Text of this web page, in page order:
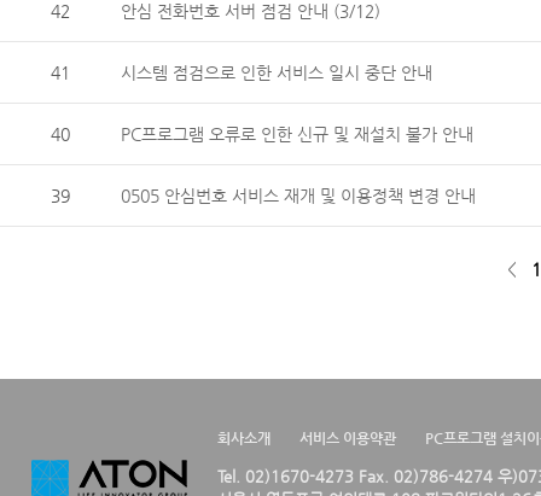
42 안심 전화번호 서버 점검 안내 (3/12)
41 시스템 점검으로 인한 서비스 일시 중단 안내
40 PC프로그램 오류로 인한 신규 및 재설치 불가 안내
39 0505 안심번호 서비스 재개 및 이용정책 변경 안내
< 1
회사소개 서비스 이용약관 PC프로그램 설치
Tel. 02)1670-4273 Fax. 02)786-4274 우